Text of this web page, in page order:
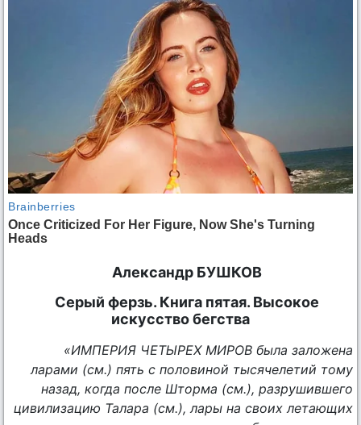
Александр БУШКОВ
Серый ферзь. Книга пятая. Высокое
искусство бегства
«ИМПЕРИЯ ЧЕТЫРЕХ МИРОВ была заложена
ларами (см.) пять с половиной тысячелетий тому
назад, когда после Шторма (см.), разрушившего
цивилизацию Талара (см.), лары на своих летающих